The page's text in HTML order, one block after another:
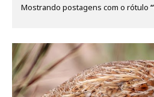
Mostrando postagens com o rótulo